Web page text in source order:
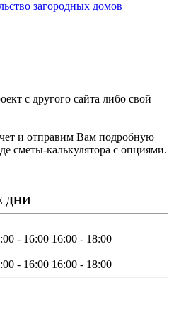
с другого сайта либо свой
и отправим Вам подробную
сметы-калькулятора с опциями.
ДНИ
- 16:00 16:00 - 18:00
- 16:00 16:00 - 18:00